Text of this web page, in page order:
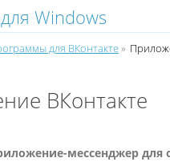
Windows
для ВКонтакте»
ВКонтакте
мессенджер для